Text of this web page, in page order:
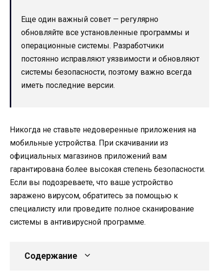
Еще один важный совет — регулярно
обновляйте все установленные программы и
операционные системы. Разработчики
постоянно исправляют уязвимости и обновляют
системы безопасности, поэтому важно всегда
иметь последние версии.
Никогда не ставьте недоверенные приложения на
мобильные устройства. При скачивании из
официальных магазинов приложений вам
гарантирована более высокая степень безопасности.
Если вы подозреваете, что ваше устройство
заражено вирусом, обратитесь за помощью к
специалисту или проведите полное сканирование
системы в антивирусной программе.
Содержание